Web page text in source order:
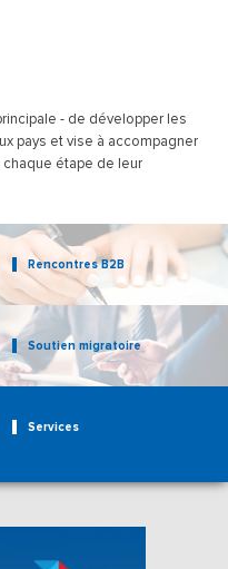
- de développer les
pays et vise à accompagner
étape de leur
Rencontres B2B
Soutien migratoire
Services